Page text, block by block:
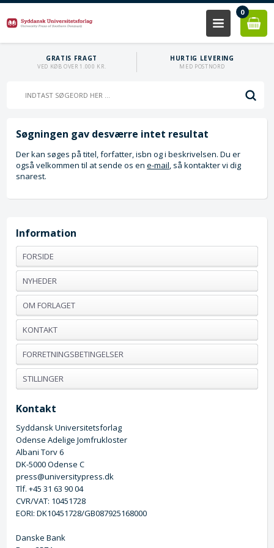
0
GRATIS FRAGT
VED KØB OVER 1.000 KR.
HURTIG LEVERING
MED POSTNORD
Søgningen gav desværre intet resultat
Der kan søges på titel, forfatter, isbn og i beskrivelsen. Du er
også velkommen til at sende os ene-mail, så kontakter vi dig
snarest.
Information
FORSIDE
NYHEDER
OM FORLAGET
KONTAKT
FORRETNINGSBETINGELSER
STILLINGER
Kontakt
Syddansk Universitetsforlag
Odense Adelige Jomfrukloster
Albani Torv 6
DK-5000 Odense C
press@universitypress.dk
Tlf. +45 31 63 90 04
CVR/VAT: 10451728
EORI: DK10451728/GB087925168000
Danske Bank